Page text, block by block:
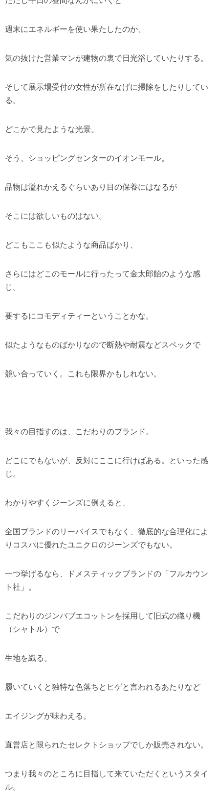
週末にエネルギーを使い果たしたのか、
気の抜けた営業マンが建物の裏で日光浴していたりする。
そして展示場受付の女性が所在なげに掃除をしたりしてい
る。
どこかで見たような光景。
そう、ショッピングセンターのイオンモール。
品物は溢れかえるぐらいあり目の保養にはなるが
そこには欲しいものはない。
どこもここも似たような商品ばかり、
さらにはどこのモールに行ったって金太郎飴のような感
じ。
要するにコモディティーということかな。
似たようなものばかりなので断熱や耐震などスペックで
競い合っていく。これも限界かもしれない。
我々の目指すのは、こだわりのブランド。
どこにでもないが、反対にここに行けばある。といった感
じ。
わかりやすくジーンズに例えると、
全国ブランドのリーバイスでもなく、徹底的な合理化によ
りコスパに優れたユニクロのジーンズでもない。
一つ挙げるなら、ドメスティックブランドの「フルカウン
ト社」。
こだわりのジンバブエコットンを採用して旧式の織り機
（シャトル）で
生地を織る。
履いていくと独特な色落ちとヒゲと言われるあたりなど
エイジングが味わえる。
直営店と限られたセレクトショップでしか販売されない。
つまり我々のところに目指して来ていただくというスタイ
ル。